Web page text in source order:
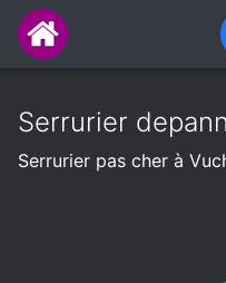
Serrurier
Serrurier pas cher à